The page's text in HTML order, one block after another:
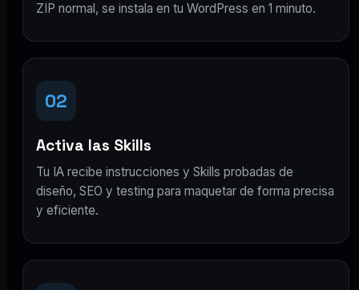
ZIP normal, se instala en tu WordPress en 1 minuto.
02
Activa las Skills
Tu IA recibe instrucciones y Skills probadas de
diseño, SEO y testing para maquetar de forma precisa
y eficiente.